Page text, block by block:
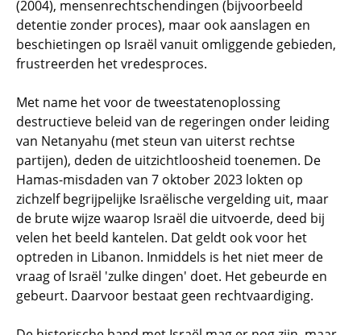
(2004), mensenrechtschendingen (bijvoorbeeld
detentie zonder proces), maar ook aanslagen en
beschietingen op Israël vanuit omliggende gebieden,
frustreerden het vredesproces.
Met name het voor de tweestatenoplossing
destructieve beleid van de regeringen onder leiding
van Netanyahu (met steun van uiterst rechtse
partijen), deden de uitzichtloosheid toenemen. De
Hamas-misdaden van 7 oktober 2023 lokten op
zichzelf begrijpelijke Israëlische vergelding uit, maar
de brute wijze waarop Israël die uitvoerde, deed bij
velen het beeld kantelen. Dat geldt ook voor het
optreden in Libanon. Inmiddels is het niet meer de
vraag of Israël 'zulke dingen' doet. Het gebeurde en
gebeurt. Daarvoor bestaat geen rechtvaardiging.